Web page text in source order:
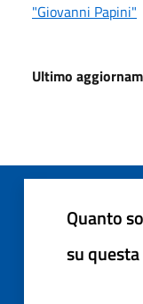
"Giovanni Papini"
Ultimo
Quanto
su